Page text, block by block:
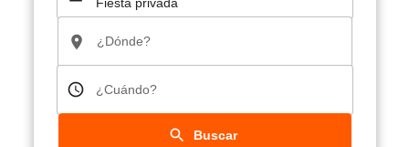
¿Dónde?
¿Cuándo?
Buscar